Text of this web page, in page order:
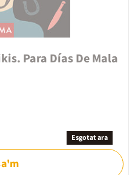
Para Días De Mala
Esgotat ara